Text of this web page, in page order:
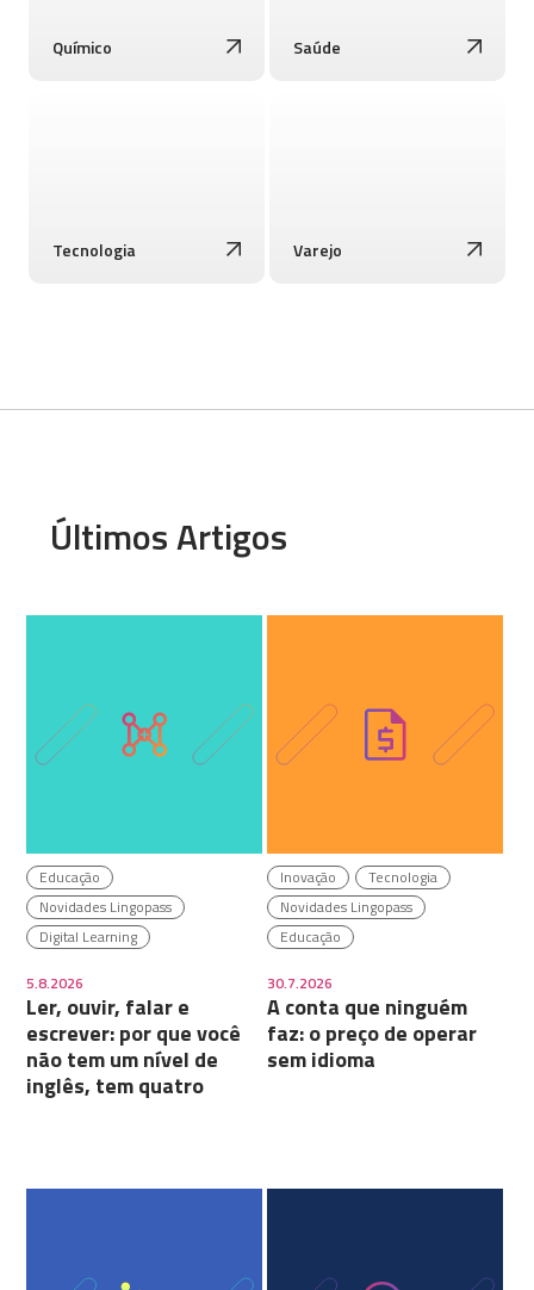
Químico Saúde
Tecnologia Varejo
Últimos Artigos
Educação
Novidades Lingopass
Digital Learning
5.8.2026
Ler, ouvir, falar e
escrever: por que você
não tem um nível de
inglês, tem quatro
Inovação
Tecnologia
Novidades Lingopass
Educação
30.7.2026
A conta que ninguém
faz: o preço de operar
sem idioma